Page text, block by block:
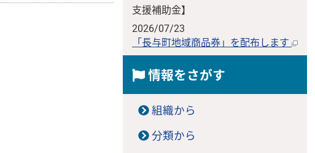
支援補助金】
2026/07/23
「長与町地域商品券」を配布します
情報をさがす
組織から
分類から